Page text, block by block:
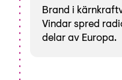
Brand i
Vindar spred
delar av Europa.